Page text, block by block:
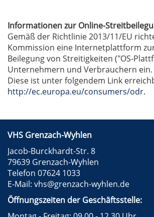
Informationen zur Online-
Gemäß der Richtlinie 2013/11/EU
Kommission eine Internetplattform
Beilegung von Streitigkeiten ("OS-
Unternehmern und Verbrauchern ein.
Diese ist unter folgendem Link
http://ec.europa.eu/consumers/odr.
VHS Grenzach-Wyhlen
Jacob-Burckhardt-Str. 8
79639 Grenzach-Wyhlen
Telefon 07624 1033
E-Mail: vhs@grenzach-wyhlen.de
Öffnungszeiten der Geschäftsstelle: